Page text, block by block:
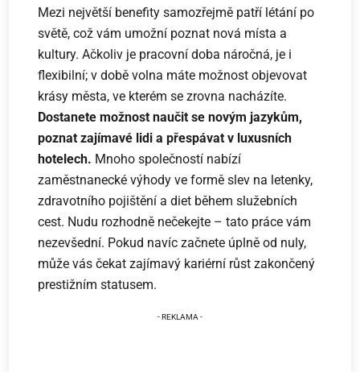
Mezi největší benefity samozřejmě patří létání po
světě, což vám umožní poznat nová místa a
kultury. Ačkoliv je pracovní doba náročná, je i
flexibilní; v době volna máte možnost objevovat
krásy města, ve kterém se zrovna nacházíte.
Dostanete možnost naučit se novým jazykům,
poznat zajímavé lidi a přespávat v luxusních
hotelech. Mnoho společností nabízí
zaměstnanecké výhody ve formě slev na letenky,
zdravotního pojištění a diet během služebních
cest. Nudu rozhodně nečekejte – tato práce vám
nezevšední. Pokud navíc začnete úplně od nuly,
může vás čekat zajímavý kariérní růst zakončený
prestižním statusem.